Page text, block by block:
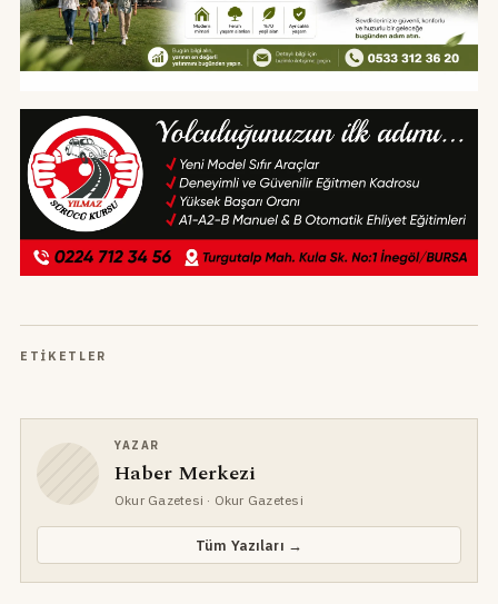
ETIKETLER
YAZAR
Haber Merkezi
Okur Gazetesi · Okur Gazetesi
Tüm Yazıları →